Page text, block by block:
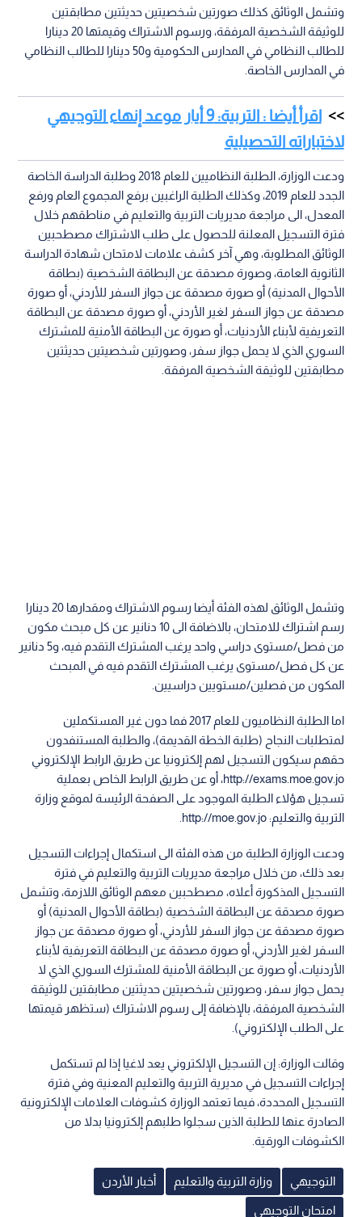
وتشمل الوثائق كذلك صورتين شخصيتين حديثتين مطابقتين
للوثيقة الشخصية المرفقة، ورسوم الاشتراك وقيمتها 20 دينارا
للطالب النظامي في المدارس الحكومية و50 دينارا للطالب النظامي
في المدارس الخاصة.
اقرأ أيضا : التربية: 9 أيار موعد إنهاء التوجيهي
لاختباراته التحصيلية
ودعت الوزارة، الطلبة النظاميين للعام 2018 وطلبة الدراسة الخاصة
الجدد للعام 2019، وكذلك الطلبة الراغبين برفع المجموع العام ورفع
المعدل، الى مراجعة مديريات التربية والتعليم في مناطقهم خلال
فترة التسجيل المعلنة للحصول على طلب الاشتراك مصطحبين
الوثائق المطلوبة، وهي آخر كشف علامات لامتحان شهادة الدراسة
الثانوية العامة، وصورة مصدقة عن البطاقة الشخصية (بطاقة
الأحوال المدنية) أو صورة مصدقة عن جواز السفر للأردني، أو صورة
مصدقة عن جواز السفر لغير الأردني، أو صورة مصدقة عن البطاقة
التعريفية لأبناء الأردنيات، أو صورة عن البطاقة الأمنية للمشترك
السوري الذي لا يحمل جواز سفر، وصورتين شخصيتين حديثتين
مطابقتين للوثيقة الشخصية المرفقة.
وتشمل الوثائق لهذه الفئة أيضا رسوم الاشتراك ومقدارها 20 دينارا
رسم اشتراك للامتحان، بالاضافة الى 10 دنانير عن كل مبحث مكون
من فصل/مستوى دراسي واحد يرغب المشترك التقدم فيه، و5 دنانير
عن كل فصل/مستوى يرغب المشترك التقدم فيه في المبحث
المكون من فصلين/مستويين دراسيين.
اما الطلبة النظاميون للعام 2017 فما دون غير المستكملين
لمتطلبات النجاح (طلبة الخطة القديمة)، والطلبة المستنفدون
حقهم سيكون التسجيل لهم إلكترونيا عن طريق الرابط الإلكتروني
http://exams.moe.gov.jo، أو عن طريق الرابط الخاص بعملية
تسجيل هؤلاء الطلبة الموجود على الصفحة الرئيسة لموقع وزارة
التربية والتعليم: http://moe.gov.jo.
ودعت الوزارة الطلبة من هذه الفئة الى استكمال إجراءات التسجيل
بعد ذلك، من خلال مراجعة مديريات التربية والتعليم في فترة
التسجيل المذكورة أعلاه، مصطحبين معهم الوثائق اللازمة، وتشمل
صورة مصدقة عن البطاقة الشخصية (بطاقة الأحوال المدنية) أو
صورة مصدقة عن جواز السفر للأردني، أو صورة مصدقة عن جواز
السفر لغير الأردني، أو صورة مصدقة عن البطاقة التعريفية لأبناء
الأردنيات، أو صورة عن البطاقة الأمنية للمشترك السوري الذي لا
يحمل جواز سفر، وصورتين شخصيتين حديثتين مطابقتين للوثيقة
الشخصية المرفقة، بالإضافة إلى رسوم الاشتراك (ستظهر قيمتها
على الطلب الإلكتروني).
وقالت الوزارة: إن التسجيل الإلكتروني يعد لاغيا إذا لم تستكمل
إجراءات التسجيل في مديرية التربية والتعليم المعنية وفي فترة
التسجيل المحددة، فيما تعتمد الوزارة كشوفات العلامات الإلكترونية
الصادرة عنها للطلبة الذين سجلوا طلبهم إلكترونيا بدلا من
الكشوفات الورقية.
التوجيهي وزارة التربية والتعليم أخبار الأردن
امتحان التوجيهي